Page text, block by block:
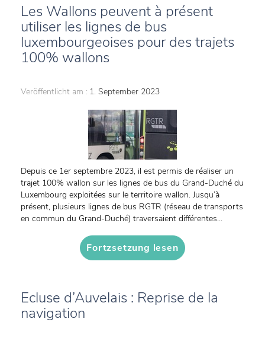
Les Wallons peuvent à présent
utiliser les lignes de bus
luxembourgeoises pour des trajets
100% wallons
Veröffentlicht am : 1. September 2023
Depuis ce 1er septembre 2023, il est permis de réaliser un
trajet 100% wallon sur les lignes de bus du Grand-Duché du
Luxembourg exploitées sur le territoire wallon. Jusqu’à
présent, plusieurs lignes de bus RGTR (réseau de transports
en commun du Grand-Duché) traversaient différentes...
Fortzsetzung lesen
Ecluse d’Auvelais : Reprise de la
navigation